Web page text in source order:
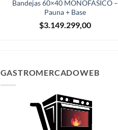
Bandejas 60×40 MONOFASICO –
Pauna + Base
$3.149.299,00
GASTROMERCADOWEB